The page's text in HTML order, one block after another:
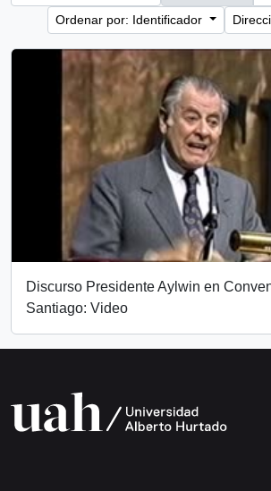
Ordenar por: Identificador
Discurso Presidente Aylwin en
Santiago: Video